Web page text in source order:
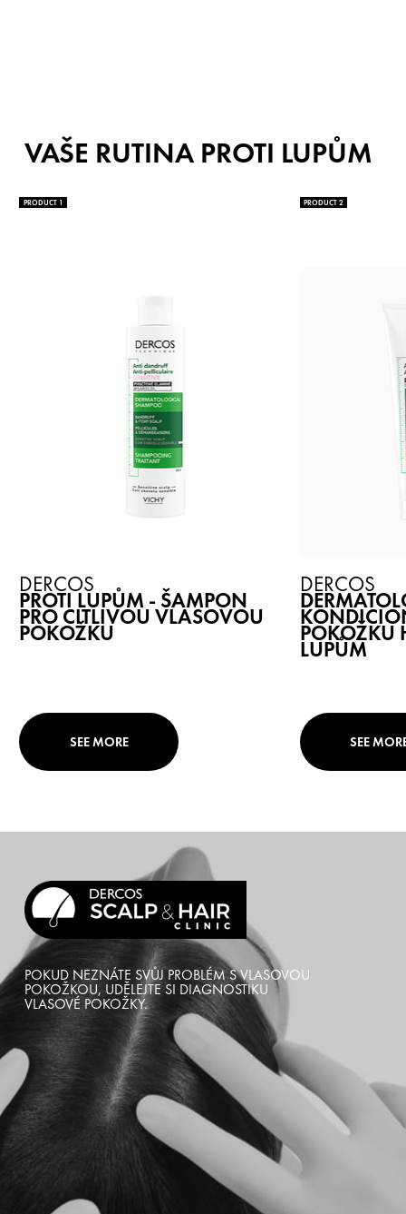
VAŠE RUTINA PROTI LUPŮM
PRODUCT 1
DERCOS
PROTI LUPŮM - ŠAMPON
PRO CITLIVOU VLASOVOU
POKOŽKU
SEE MORE
PRODUCT 2
DERCOS
POKOŽKU
LUPŮM
SEE
POKUD NEZNÁTE SVŮJ PROBLÉM S VLASOVOU
POKOŽKOU, UDĚLEJTE SI DIAGNOSTIKU
VLASOVÉ POKOŽKY.